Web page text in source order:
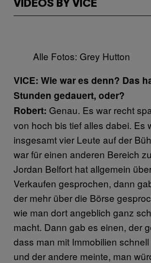
VIDEOS BY VICE
Alle Fotos: Grey Hutton
VICE: Wie war es denn? Das
Stunden gedauert, oder?
Robert: Genau. Es war recht
von hoch bis tief alles dabei. Es
insgesamt vier Leute auf der
war für einen anderen Bereich
Jordan Belfort hat allgemein
Verkaufen gesprochen, dann
der mehr über die Börse
wie man dort angeblich ganz
macht. Dann gab es einen, der
dass man mit Immobilien
und der andere meinte, man